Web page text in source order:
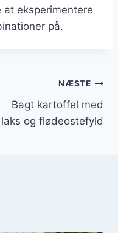
at eksperimentere
på.
NÆSTE
Bagt kartoffel med
laks og flødeostefyld